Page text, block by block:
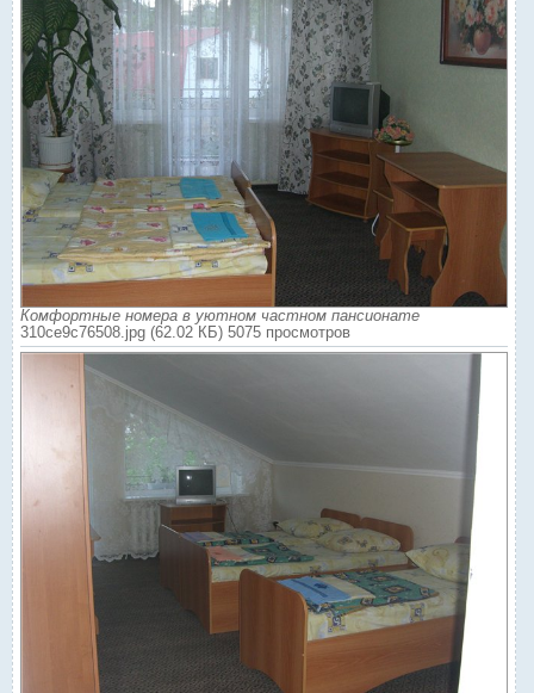
Комфортные номера в уютном частном пансионате
310ce9c76508.jpg (62.02 КБ) 5075 просмотров